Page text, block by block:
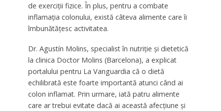
de exerciții fizice. În plus, pentru a combate
inflamația colonului, există câteva alimente care îi
îmbunătățesc activitatea.
Dr. Agustín Molins, specialist în nutriție și dietetică
la clinica Doctor Molins (Barcelona), a explicat
portalului pentru La Vanguardia că o dietă
echilibrată este foarte importantă atunci când ai
colon inflamat. Prin urmare, iată patru alimente
care ar trebui evitate dacă ai această afecțiune și